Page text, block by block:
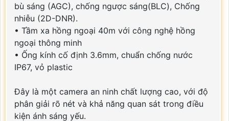
bù sáng (AGC), chống ngược sáng(BLC), Chống
nhiễu (2D-DNR).
• Tầm xa hồng ngoại 40m với công nghệ hồng
ngoại thông minh
• Ống kính cố định 3.6mm, chuẩn chống nước
IP67, vỏ plastic
Đây là một camera an ninh chất lượng cao, với độ
phân giải rõ nét và khả năng quan sát trong điều
kiện ánh sáng yếu.